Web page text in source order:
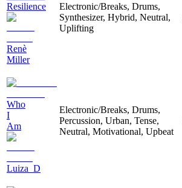
Resilience
Renè
Miller
Electronic/Breaks, Drums,
Synthesizer, Hybrid, Neutral,
Uplifting
Who
I
Am
Luiza_D
Electronic/Breaks, Drums,
Percussion, Urban, Tense,
Neutral, Motivational, Upbeat